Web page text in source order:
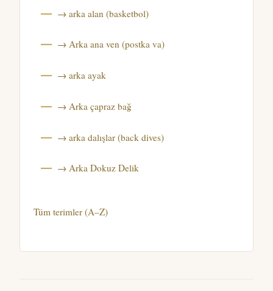
→ arka alan (basketbol)
→ Arka ana ven (postka va)
→ arka ayak
→ Arka çapraz bağ
→ arka dalışlar (back dives)
→ Arka Dokuz Delik
Tüm terimler (A–Z)